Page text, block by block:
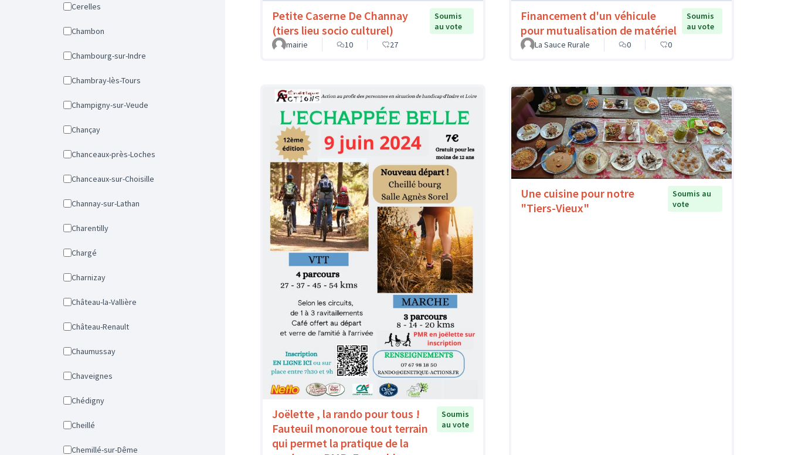
Cerelles
Chambon
Chambourg-sur-Indre
Chambray-lès-Tours
Champigny-sur-Veude
Chançay
Chanceaux-près-Loches
Chanceaux-sur-Choisille
Channay-sur-Lathan
Charentilly
Chargé
Charnizay
Château-la-Vallière
Château-Renault
Chaumussay
Chaveignes
Chédigny
Cheillé
Chemillé-sur-Dême
Petite Caserne De Channay
(tiers lieu socio culturel)
Soumis
au vote
mairie
10 27
Financement d'un véhicule
pour mutualisation de matériel
Soumis
au vote
La Sauce Rurale
0 0
Joëlette , la rando pour tous !
Fauteuil monoroue tout terrain
qui permet la pratique de la
Soumis
au vote
Une cuisine pour notre
"Tiers-Vieux"
Soumis au
vote